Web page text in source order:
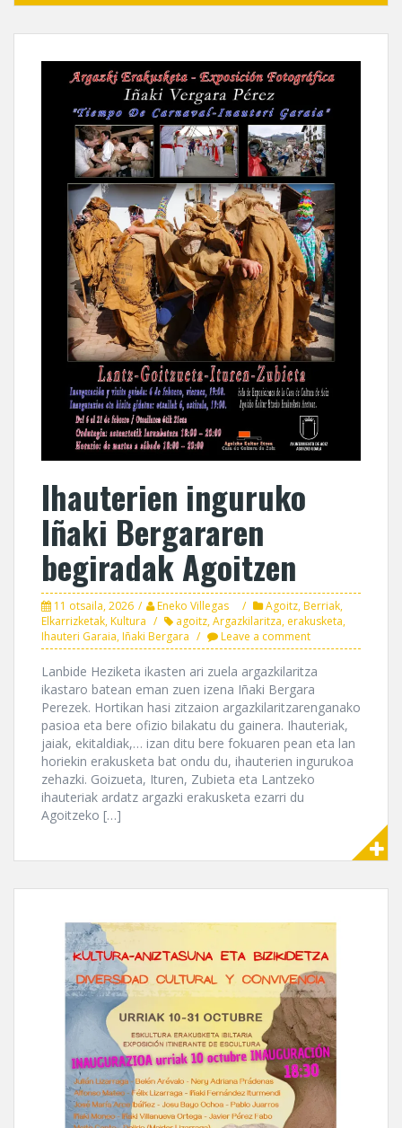
Ihauterien inguruko
Iñaki Bergararen
begiradak Agoitzen
11 otsaila, 2026 Eneko Villegas Agoitz,Berriak,
Elkarrizketak,Kultura agoitz,Argazkilaritza, erakusketa,
Ihauteri Garaia,Iñaki Bergara Leave a comment
Lanbide Heziketa ikasten ari zuela argazkilaritza
ikastaro batean eman zuen izena Iñaki Bergara
Perezek. Hortikan hasi zitzaion argazkilaritzarenganako
pasioa eta bere ofizio bilakatu du gainera. Ihauteriak,
jaiak, ekitaldiak,… izan ditu bere fokuaren pean eta lan
horiekin erakusketa bat ondu du, ihauterien ingurukoa
zehazki. Goizueta, Ituren, Zubieta eta Lantzeko
ihauteriak ardatz argazki erakusketa ezarri du
Agoitzeko […]